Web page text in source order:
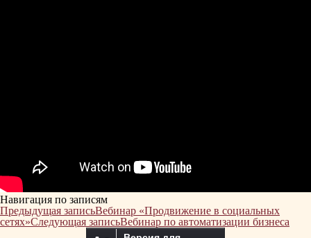
Навигация по записям
Предыдущая записьВебинар «Продвижение в социальных
сетях»Следующая записьВебинар по автоматизации бизнеса